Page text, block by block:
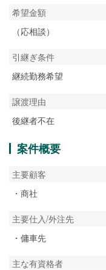
希望金額
（応相談）
引継ぎ条件
継続勤務希望
譲渡理由
後継者不在
案件概要
主要顧客
・商社
主要仕入/外注先
・傭車先
主な有資格者